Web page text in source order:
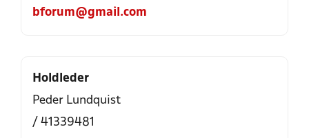
bforum@gmail.com
Holdleder
Peder Lundquist
/ 41339481